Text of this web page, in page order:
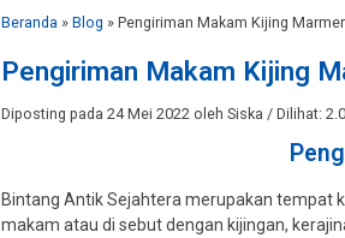
Beranda »Blog »Pengiriman Makam Kijing
Pengiriman Makam Kijing
Diposting pada 24 Mei 2022 oleh Siska / Dilihat:
Bintang Antik Sejahtera merupakan tempat
makam atau di sebut dengan kijingan,